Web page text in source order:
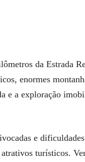
da Estrada
enormes
e a exploração
e
turísticos.